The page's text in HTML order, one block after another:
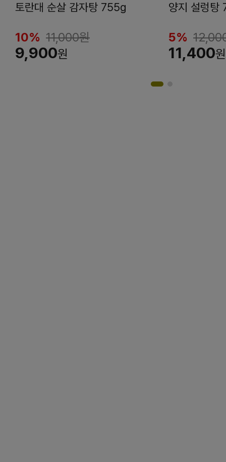
토란대 순살 감자탕 755g
10% 11,000원
9,900원
양지 설렁탕
5%
11,400원